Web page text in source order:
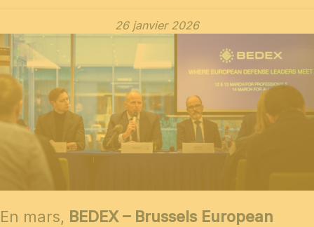
26 janvier 2026
En mars, BEDEX – Brussels European